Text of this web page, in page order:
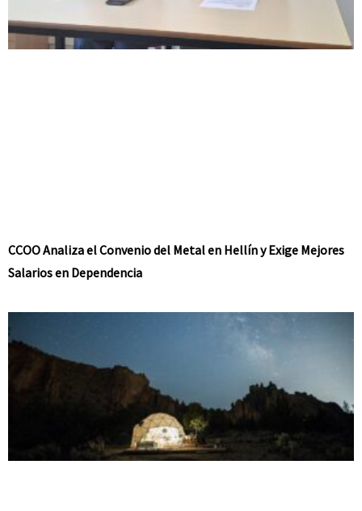
CCOO Analiza el Convenio del Metal en Hellín y Exige Mejores
Salarios en Dependencia